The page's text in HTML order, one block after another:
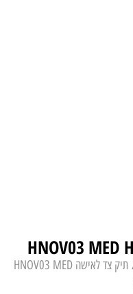
/ תיק צד לאישה HNOV03 MED